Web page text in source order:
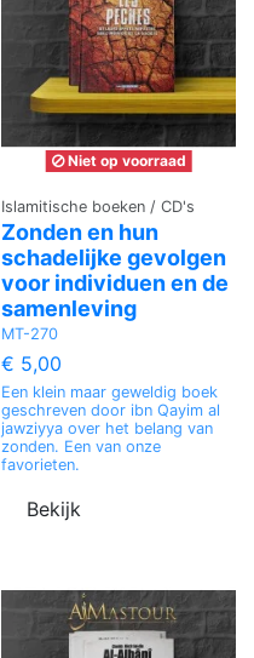
Niet op voorraad
Islamitische boeken / CD's
Zonden en hun
schadelijke gevolgen
voor individuen en de
samenleving
MT-270
€ 5,00
Een klein maar geweldig boek
geschreven door ibn Qayim al
jawziyya over het belang van
zonden. Een van onze
favorieten.
Bekijk